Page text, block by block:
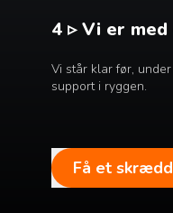
4 ▹ Vi er
Vi står klar før,
support i ryggen.
Få et